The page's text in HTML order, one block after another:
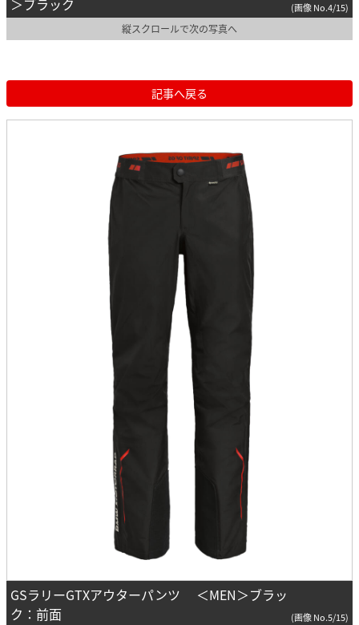
(画像 No.4/15)
縦スクロールで次の写真へ
記事へ戻る
GSラリーGTXアウターパンツ ＜MEN＞ブラッ
ク：前面
(画像 No.5/15)